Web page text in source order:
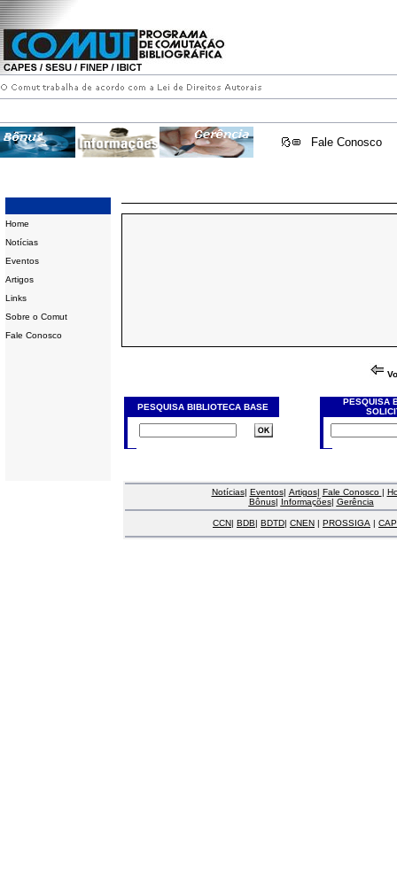
Fale Conosco
Home
Notícias
Eventos
Artigos
Links
Sobre o Comut
Fale Conosco
PESQUISA BIBLIOTECA BASE
PESQUISA
Notícias| Eventos| Artigos| Fale Conosco |
Bônus| Informações| Gerência
CCN| BDB| BDTD| CNEN | PROSSIGA |